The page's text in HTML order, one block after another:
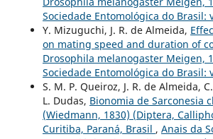
Sociedade Entomológica do Brasil:
Y. Mizuguchi, J. R. de Almeida,
on mating speed and duration of
Drosophila melanogaster Meigen,
Sociedade Entomológica do Brasil:
S. M. P. Queiroz, J. R. de Almeida,
L. Dudas, Bionomia de Sarconesia
(Wiedmann, 1830) (Diptera,
Curitiba, Paraná, Brasil , Anais da